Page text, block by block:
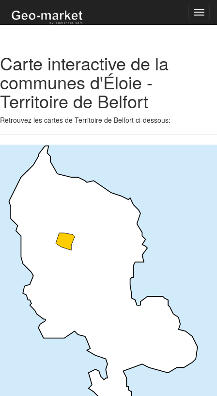
Carte interactive de la
communes d'Éloie -
Territoire de Belfort
Retrouvez les cartes de Territoire de Belfort ci-dessous: